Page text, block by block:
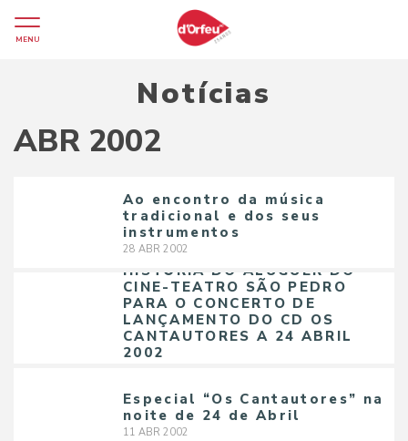
MENU
Notícias
ABR 2002
Ao encontro da música
tradicional e dos seus
instrumentos
28 ABR 2002
HISTÓRIA DO ALUGUER DO
CINE-TEATRO SÃO PEDRO
PARA O CONCERTO DE
LANÇAMENTO DO CD OS
CANTAUTORES A 24 ABRIL
2002
Especial “Os Cantautores” na
noite de 24 de Abril
11 ABR 2002